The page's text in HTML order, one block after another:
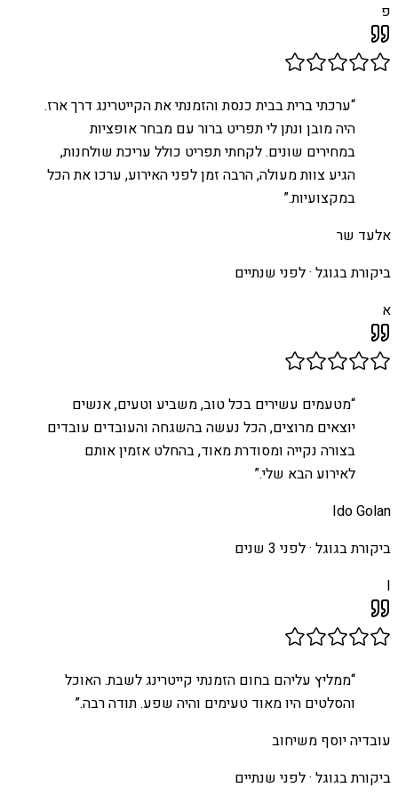
פ
“ערכתי ברית בבית כנסת והזמנתי את הקייטרינג דרך ארז.
היה מובן ונתן לי תפריט ברור עם מבחר אופציות
במחירים שונים. לקחתי תפריט כולל עריכת שולחנות,
הגיע צוות מעולה, הרבה זמן לפני האירוע, ערכו את הכל
במקצועיות.”
אלעד שר
ביקורת בגוגל ·לפני שנתיים
א
“מטעמים עשירים בכל טוב, משביע וטעים, אנשים
יוצאים מרוצים, הכל נעשה בהשגחה והעובדים עובדים
בצורה נקייה ומסודרת מאוד, בהחלט אזמין אותם
לאירוע הבא שלי.”
Ido Golan
ביקורת בגוגל ·לפני 3 שנים
I
“ממליץ עליהם בחום הזמנתי קייטרינג לשבת. האוכל
והסלטים היו מאוד טעימים והיה שפע. תודה רבה.”
עובדיה יוסף משיחוב
ביקורת בגוגל ·לפני שנתיים